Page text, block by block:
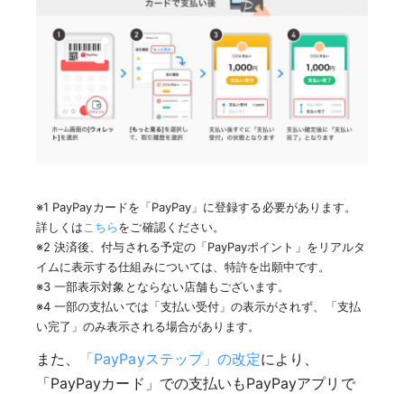
※1 PayPayカードを「PayPay」に登録する必要があります。
詳しくは こちらをご確認ください。
※2 決済後、付与される予定の「PayPayポイント」をリアルタ
イムに表示する仕組みについては、特許を出願中です。
※3 一部表示対象とならない店舗もございます。
※4 一部の支払いでは「支払い受付」の表示がされず、「支払
い完了」のみ表示される場合があります。
また、 「PayPayステップ」の改定により、
「PayPayカード」での支払いもPayPayアプリで